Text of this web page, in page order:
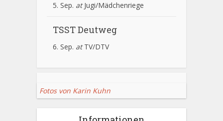
5. Sep. atJugi/Mädchenriege
TSST Deutweg
6. Sep. atTV/DTV
Fotos von Karin Kuhn